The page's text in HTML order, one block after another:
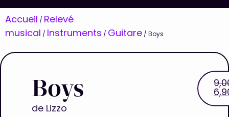
Accueil / Relevé
musical / Instruments / Guitare/ Boys
Boys
de Lizzo